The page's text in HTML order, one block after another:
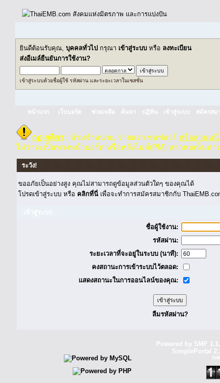
ยินดีต้อนรับคุณ, บุคคลทั่วไป กรุณา เข้าสู่ระบบ หรือ ลงทะเบียน
ส่งอีเมล์ยืนยันการใช้งาน?
เข้าสู่ระบบด้วยชื่อผู้ใช้ รหัสผ่าน และระยะเวลาในเซสชั่น
หน้าแรก เว็บบอร์ด ช่วยเหลือ ค้นหา ปฏิทิน เข้าสู่ระบบ สมัครสม
กฏ-กติกา : ห้ามจำหน่าย, จ่ายแจก ซอฟแวร์ หรือส่วนหนึ่
ไม่ว่าจะเป็นทางหน้าบอร์ด หรือหลังไมค์(PM) หากพบเห็นท่า
ระวัง!
ขออภัยเป็นอย่างสูง คุณไม่สามารถดูข้อมูลส่วนตัวใดๆ ของคุณได้
โปรดเข้าสู่ระบบ หรือ คลิกที่นี่ เพื่อจะทำการสมัครสมาชิกกับ
ชื่อผู้ใช้งาน:
รหัสผ่าน:
ระยะเวลาที่จะอยู่ในระบบ (นาที):
คงสถานะการเข้าระบบไว้ตลอด:
แสดงสถานะในการออนไลน์ของคุณ:
ลืมรหัสผ่าน?
Powered by SMF
SimplePortal